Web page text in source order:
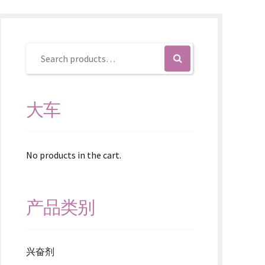
大车
No products in the cart.
产品类别
兴奋剂